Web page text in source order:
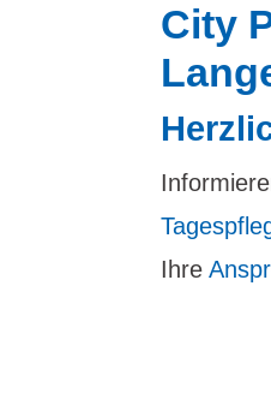
City
Ihre